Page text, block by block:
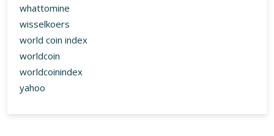
whattomine
wisselkoers
world coin index
worldcoin
worldcoinindex
yahoo